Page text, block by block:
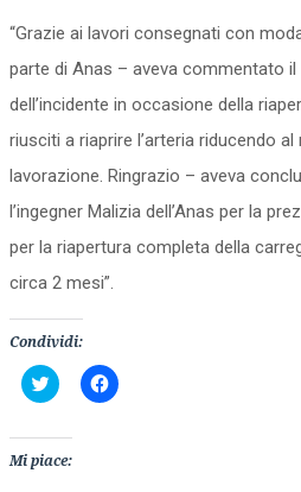
“Grazie ai lavori consegnati con
parte di Anas – aveva commentato
dell’incidente in occasione della
riusciti a riaprire l’arteria riducendo
lavorazione. Ringrazio – aveva
l’ingegner Malizia dell’Anas per la
per la riapertura completa della
circa 2 mesi”.
Condividi:
Fai
clic
condividere
su
Twitter
Fai
clic
Mi piace: